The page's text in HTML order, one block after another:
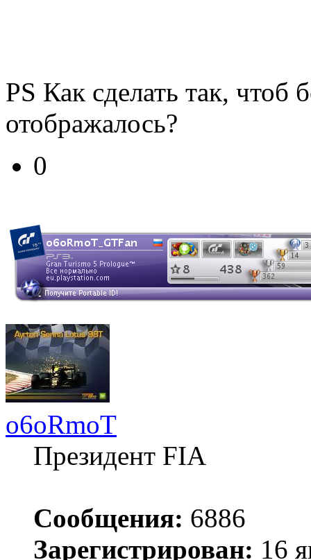
PS Как сделать так, чтоб
отображалось?
0
o6oRmoT
Президент FIA
Сообщения: 6886
Зарегистрирован: 16